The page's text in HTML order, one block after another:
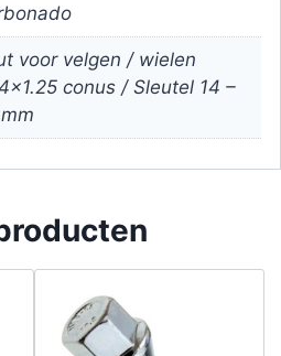
voor velgen / wielen
conus / Sleutel 14 –